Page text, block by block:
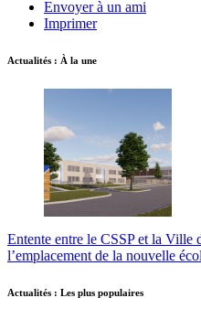
Envoyer à un ami
Imprimer
Actualités : À la une
Entente entre le CSSP et la Ville
l’emplacement de la nouvelle
Actualités : Les plus populaires